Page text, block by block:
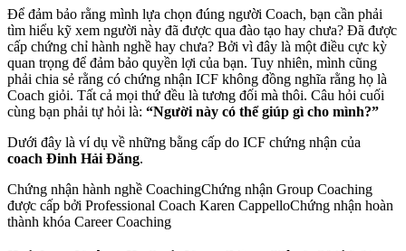
Để đảm bảo rằng mình lựa chọn đúng người Coach, bạn cần phải
tìm hiểu kỹ xem người này đã được qua đào tạo hay chưa? Đã được
cấp chứng chỉ hành nghề hay chưa? Bởi vì đây là một điều cực kỳ
quan trọng để đảm bảo quyền lợi của bạn. Tuy nhiên, mình cũng
phải chia sẻ rằng có chứng nhận ICF không đồng nghĩa rằng họ là
Coach giỏi. Tất cả mọi thứ đều là tương đối mà thôi. Câu hỏi cuối
cùng bạn phải tự hỏi là: “Người này có thể giúp gì cho mình?”
Dưới đây là ví dụ về những bằng cấp do ICF chứng nhận của
coach Đinh Hải Đăng.
Chứng nhận hành nghề CoachingChứng nhận Group Coaching
được cấp bởi Professional Coach Karen CappelloChứng nhận hoàn
thành khóa Career Coaching